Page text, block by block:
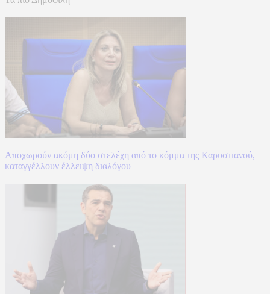
Αποχωρούν ακόμη δύο στελέχη από το κόμμα της Καρυστιανού,
καταγγέλλουν έλλειψη διαλόγου